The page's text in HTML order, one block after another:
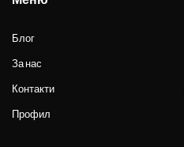
Блог
За нас
Контакти
Профил